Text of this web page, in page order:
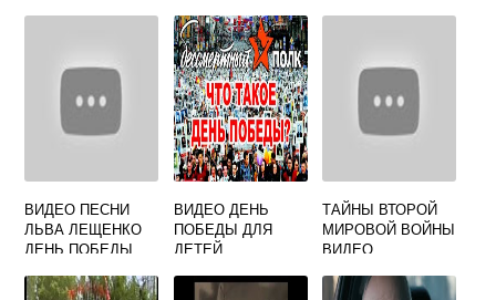
ОТЕЧЕСТВЕННОЙ
ВОЙНЫ
ПРОЗА
ДРАМАТУРГИЯ
ВИДЕО ПЕСНИ
ЛЬВА ЛЕЩЕНКО
ДЕНЬ ПОБЕДЫ
ВИДЕО ДЕНЬ
ПОБЕДЫ ДЛЯ
ДЕТЕЙ
ТАЙНЫ ВТОРОЙ
МИРОВОЙ ВОЙНЫ
ВИДЕО